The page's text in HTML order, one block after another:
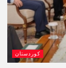
کوردستان